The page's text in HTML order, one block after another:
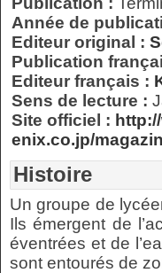
Année de
Editeur original :
Publication
Editeur français :
Sens de lecture :
Site officiel :
enix.co.jp/
Histoire
Un groupe de
Ils émergent de
éventrées et de
sont entourés de